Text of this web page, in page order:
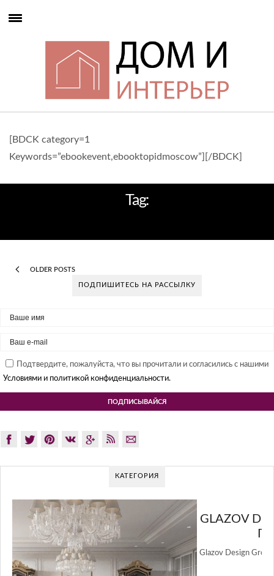
[BDCK category=1
Keywords=”ebookevent,ebooktopidmoscow”][/BDCK]
Tag:
OLDER POSTS
ПОДПИШИТЕСЬ НА РАССЫЛКУ
Подтвердите, пожалуйста, что вы прочитали и согласились с нашими
Условиями и политикой конфиденциальности.
КАТЕГОРИЯ